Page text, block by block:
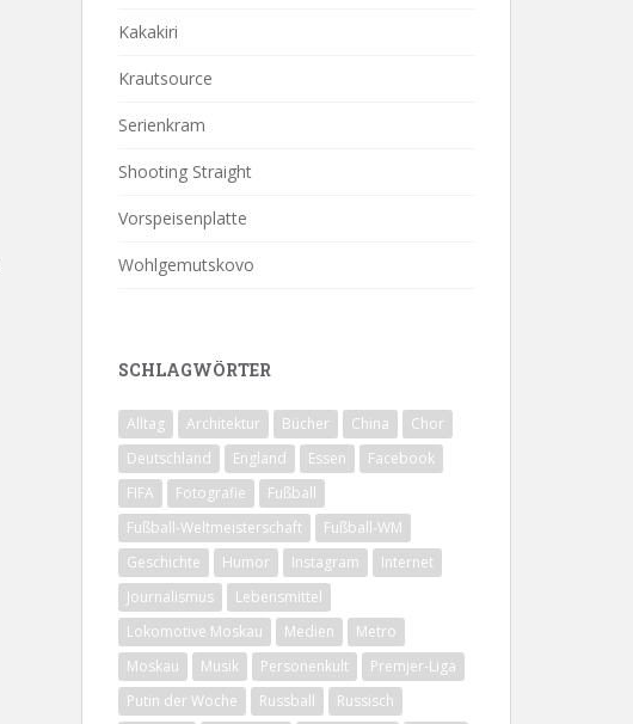
Kakakiri
Krautsource
Serienkram
Shooting Straight
Vorspeisenplatte
Wohlgemutskovo
SCHLAGWÖRTER
Alltag Architektur Bücher China
Chor
Deutschland
England Essen
Facebook
FIFA
Fotografie
Fußball
Fußball-Weltmeisterschaft
Fußball-WM
Geschichte
Humor Instagram
Internet
Journalismus
Lebensmittel
Lokomotive Moskau
Medien
Metro
Moskau
Musik Personenkult
Premjer-Liga
Putin der Woche
Russball
Russisch